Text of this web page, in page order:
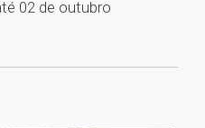
02 de outubro